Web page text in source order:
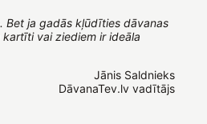
Bet ja gadās kļūdīties dāvanas
vai ziediem ir ideāla
Jānis Saldnieks
DāvanaTev.lv vadītājs